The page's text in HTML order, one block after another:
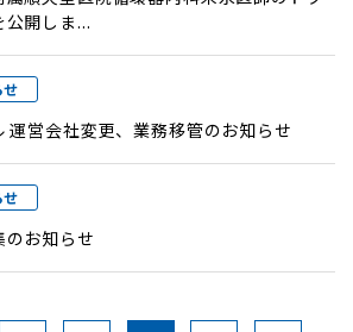
開しま...
せ
運営会社変更、業務移管のお知らせ
せ
お知らせ